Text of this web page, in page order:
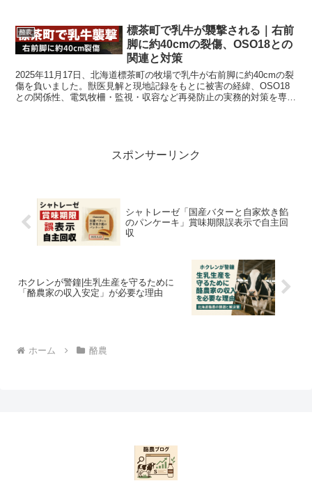
酪農
標茶町で乳牛が襲撃される｜右前
脚に約40cmの裂傷、OSO18との
関連と対策
2025年11月17日、北海道標茶町の牧場で乳牛が右前脚に約40cmの裂
傷を負いました。獣医見解と現地記録をもとに被害の経緯、OSO18
との関係性、電気牧柵・監視・収容など再発防止の実務的対策を専門
スポンサーリンク
シャトレーゼ「国産バターと自家炊き餡
のパンケーキ」賞味期限誤表示で自主回
収
ホクレンが警鐘|生乳生産を守るために
「酪農家の収入安定」が必要な理由
ホーム 酪農